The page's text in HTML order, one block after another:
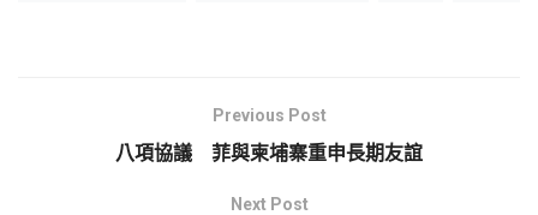
Previous Post
八項協議 菲與柬埔寨重申長期友誼
Next Post